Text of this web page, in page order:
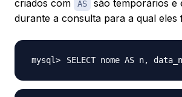
criados com AS
são temporários e
durante a consulta para a qual eles
SELECT nome AS n,